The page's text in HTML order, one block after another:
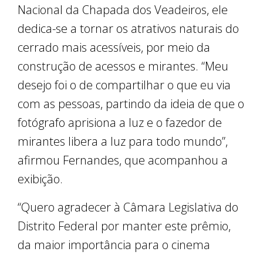
Nacional da Chapada dos Veadeiros, ele
dedica-se a tornar os atrativos naturais do
cerrado mais acessíveis, por meio da
construção de acessos e mirantes. “Meu
desejo foi o de compartilhar o que eu via
com as pessoas, partindo da ideia de que o
fotógrafo aprisiona a luz e o fazedor de
mirantes libera a luz para todo mundo”,
afirmou Fernandes, que acompanhou a
exibição.
“Quero agradecer à Câmara Legislativa do
Distrito Federal por manter este prêmio,
da maior importância para o cinema